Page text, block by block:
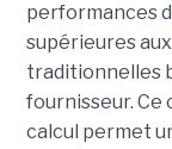
performances
supérieures
traditionnelles
fournisseur.
calcul permet